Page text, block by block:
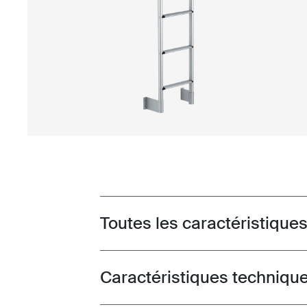
Toggle features
Toutes les caractéristiques
Toggle techspec
Caractéristiques